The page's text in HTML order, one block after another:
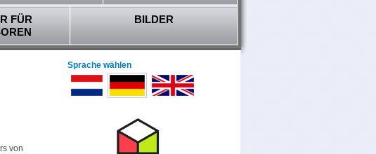
FÜR
BILDER
von
Sprache wählen